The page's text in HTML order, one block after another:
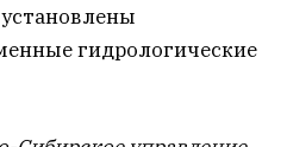
гидрологические